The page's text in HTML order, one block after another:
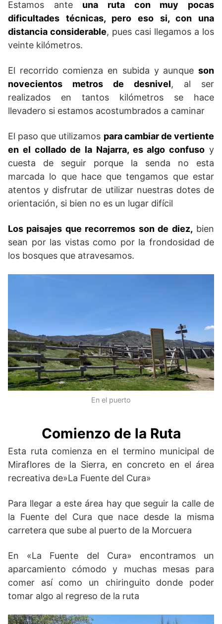
Estamos ante una ruta con muy pocas
dificultades técnicas, pero eso si, con una
distancia considerable, pues casi llegamos a los
veinte kilómetros.
El recorrido comienza en subida y aunque son
novecientos metros de desnivel, al ser
realizados en tantos kilómetros se hace
llevadero si estamos acostumbrados a caminar
El paso que utilizamos para cambiar de vertiente
en el collado de la Najarra, es algo confuso y
cuesta de seguir porque la senda no esta
marcada lo que hace que tengamos que estar
atentos y disfrutar de utilizar nuestras dotes de
orientación, si bien no es un lugar difícil
Los paisajes que recorremos son de diez, bien
sean por las vistas como por la frondosidad de
los bosques que atravesamos.
En el puerto
Comienzo de la Ruta
Esta ruta comienza en el termino municipal de
Miraflores de la Sierra, en concreto en el área
recreativa de»La Fuente del Cura»
Para llegar a este área hay que seguir la calle de
la Fuente del Cura que nace desde la misma
carretera que sube al puerto de la Morcuera
En «La Fuente del Cura» encontramos un
aparcamiento cómodo y muchas mesas para
comer así como un chiringuito donde poder
tomar algo al regreso de la ruta